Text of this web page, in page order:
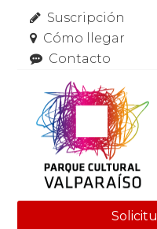
Suscripción
Cómo llegar
Contacto